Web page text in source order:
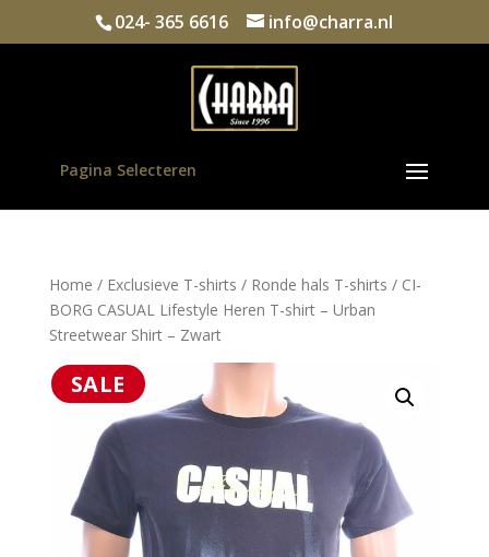
024- 365 6616 info@charra.nl
Pagina Selecteren
Home / Exclusieve T-shirts / Ronde hals T-shirts / CI-
BORG CASUAL Lifestyle Heren T-shirt – Urban
Streetwear Shirt – Zwart
SALE